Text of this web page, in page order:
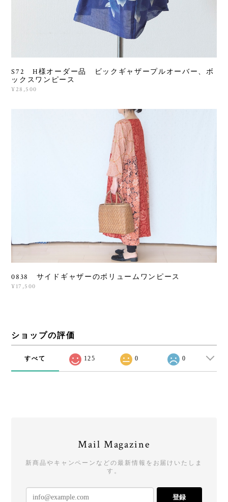
S72 H様オーダー品 ビックギャザープルオーバー、ボ
ックスワンピース
¥28,500
0838 サイドギャザーのボリュームワンピース
¥17,500
ショップの評価
すべて 125 0 0
Mail Magazine
新商品やキャンペーンなどの最新情報をお届けいたしま
す。
登録